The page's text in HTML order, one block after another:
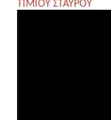
ΤΙΜΙΟΥ ΣΤΑΥΡΟΥ